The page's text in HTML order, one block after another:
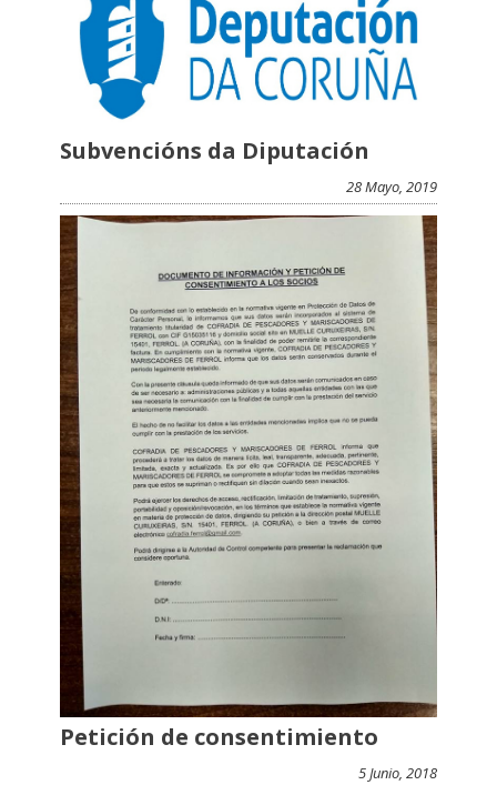
Subvencións da Diputación
28 Mayo, 2019
Petición de consentimiento
5 Junio, 2018